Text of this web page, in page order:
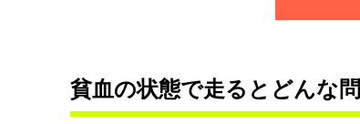
貧血の状態で走るとどんな